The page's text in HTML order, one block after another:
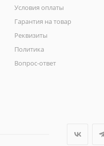
Условия оплаты
Гарантия на товар
Реквизиты
Политика
Вопрос-ответ